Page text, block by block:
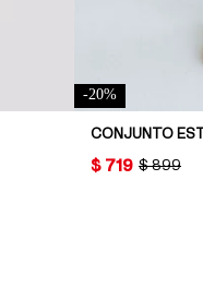
-20%
ORIGINAL
$ 899
PRICE:
$ 719